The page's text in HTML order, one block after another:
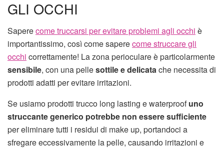
GLI OCCHI
Saperecome truccarsi per evitare problemi agli occhi è
importantissimo, così come saperecome struccare gli
occhi correttamente! La zona perioculare è particolarmente
sensibile, con una pellesottile e delicatache necessita di
prodotti adatti per evitare irritazioni.
Se usiamo prodotti trucco long lasting e waterproofuno
struccante generico potrebbe non essere sufficiente
per eliminare tutti i residui di make up, portandoci a
sfregare eccessivamente la pelle, causando irritazioni e